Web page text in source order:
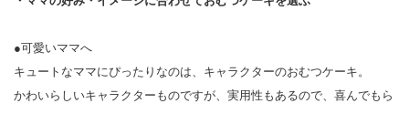
●可愛いママへ
キュートなママにぴったりなのは、キャラクターのおむつケーキ。
かわいらしいキャラクターものですが、実用性もあるので、喜んでもら